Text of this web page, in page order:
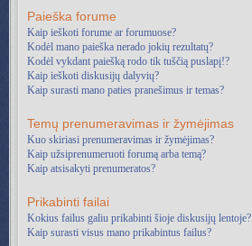
Paieška forume
Kaip ieškoti forume ar forumuose?
Kodėl mano paieška nerado jokių rezultatų?
Kodėl vykdant paiešką rodo tik tuščią puslapį!?
Kaip ieškoti diskusijų dalyvių?
Kaip surasti mano paties pranešimus ir temas?
Temų prenumeravimas ir žymėjimas
Kuo skiriasi prenumeravimas ir žymėjimas?
Kaip užsiprenumeruoti forumą arba temą?
Kaip atsisakyti prenumeratos?
Prikabinti failai
Kokius failus galiu prikabinti šioje diskusijų lentoje?
Kaip surasti visus mano prikabintus failus?